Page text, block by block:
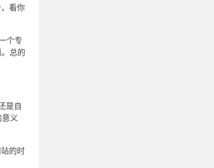
看你
个专
总的
是自
义
的时